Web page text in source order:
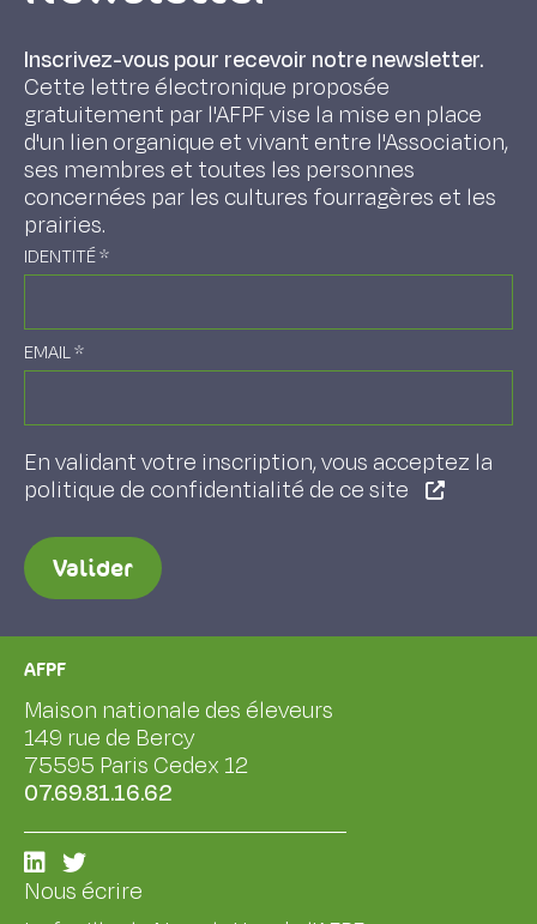
Inscrivez-vous pour recevoir notre newsletter.
Cette lettre électronique proposée
gratuitement par l'AFPF vise la mise en place
d'un lien organique et vivant entre l'Association,
ses membres et toutes les personnes
concernées par les cultures fourragères et les
prairies.
IDENTITÉ*
EMAIL*
En validant votre inscription, vous acceptez la
politique de confidentialité de ce site
Valider
AFPF
Maison nationale des éleveurs
149 rue de Bercy
75595 Paris Cedex 12
07.69.81.16.62
Nous écrire